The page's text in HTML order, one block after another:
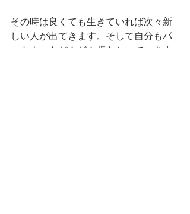
その時は良くても生きていれば次々新
しい人が出てきます。そして自分もパ
ートナーもどんどん歳をとっていきま